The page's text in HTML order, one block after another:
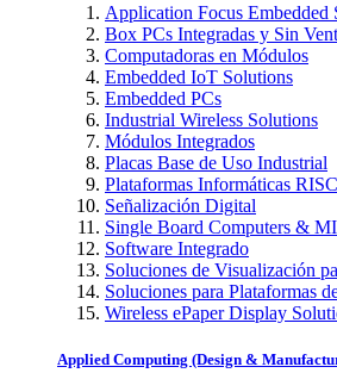
Application Focus Embedded
Box PCs Integradas y Sin
Computadoras en Módulos
Embedded IoT Solutions
Embedded PCs
Industrial Wireless Solutions
Módulos Integrados
Placas Base de Uso Industrial
Plataformas Informáticas RISC
Señalización Digital
Single Board Computers &
Software Integrado
Soluciones de Visualización
Soluciones para Plataformas
Wireless ePaper Display
Applied Computing (Design &